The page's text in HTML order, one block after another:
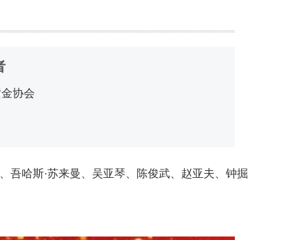
协会
吾哈斯·苏来曼、吴亚琴、陈俊武、赵亚夫、钟掘